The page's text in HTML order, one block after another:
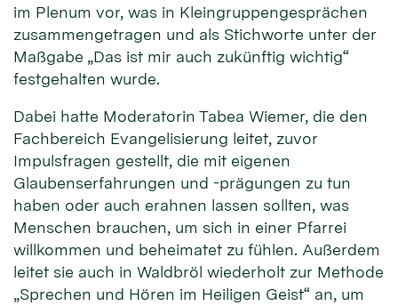
im Plenum vor, was in Kleingruppengesprächen
zusammengetragen und als Stichworte unter der
Maßgabe „Das ist mir auch zukünftig wichtig“
festgehalten wurde.
Dabei hatte Moderatorin Tabea Wiemer, die den
Fachbereich Evangelisierung leitet, zuvor
Impulsfragen gestellt, die mit eigenen
Glaubenserfahrungen und -prägungen zu tun
haben oder auch erahnen lassen sollten, was
Menschen brauchen, um sich in einer Pfarrei
willkommen und beheimatet zu fühlen. Außerdem
leitet sie auch in Waldbröl wiederholt zur Methode
„Sprechen und Hören im Heiligen Geist“ an, um